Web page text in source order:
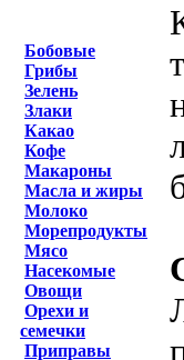
Бобовые
Грибы
Зелень
Злаки
Какао
Кофе
Макароны
Масла и жиры
Молоко
Морепродукты
Мясо
Насекомые
Овощи
Орехи и
семечки
Приправы